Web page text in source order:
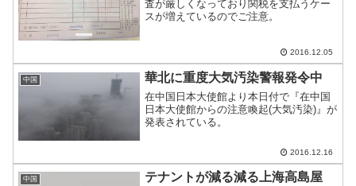
査が厳しくなっており関税を支払うケー
スが増えているのでご注意。
2016.12.05
中国 華北に重度大気汚染警報発令中
在中国日本大使館より本日付で『在中国
日本大使館からの注意喚起(大気汚染)』が
発表されている。
2016.12.16
中国 テナントが減る減る上海高島屋